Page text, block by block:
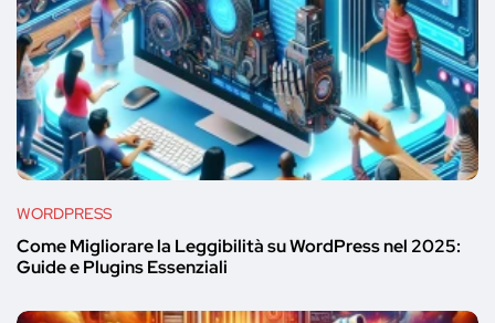
WORDPRESS
Come Migliorare la Leggibilità su WordPress nel 2025:
Guide e Plugins Essenziali